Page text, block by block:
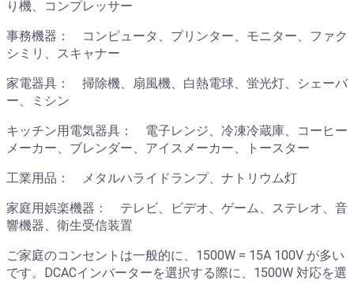
り機、コンプレッサー
事務機器： コンピュータ、プリンター、モニター、ファク
シミリ、スキャナー
家電器具： 掃除機、扇風機、白熱電球、蛍光灯、シェーバ
ー、ミシン
キッチン用電気器具： 電子レンジ、冷凍冷蔵庫、コーヒー
メーカー、ブレンダー、アイスメーカー、トースター
工業用品： メタルハライドランプ、ナトリウム灯
家庭用娯楽機器： テレビ、ビデオ、ゲーム、ステレオ、音
響機器、衛生受信装置
ご家庭のコンセントは一般的に、1500W = 15A 100V が多い
です。DCACインバーターを選択する際に、1500W 対応を選